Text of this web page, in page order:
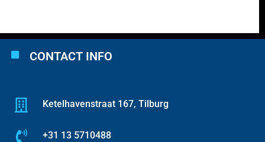
CONTACT INFO
Ketelhavenstraat 167, Tilburg
+31 13 5710488